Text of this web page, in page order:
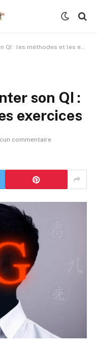
les méthodes et les exercices
son QI :
exercices
commentaire